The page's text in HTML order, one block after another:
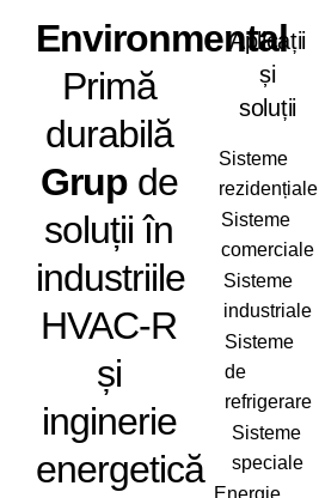
Environmental
Primă
durabilă
Grupde
soluții în
industriile
HVAC-R
și
inginerie
energetică
Aplicații
și
soluții
Sisteme
rezidențiale
Sisteme
comerciale
Sisteme
industriale
Sisteme
de
refrigerare
Sisteme
speciale
Energie